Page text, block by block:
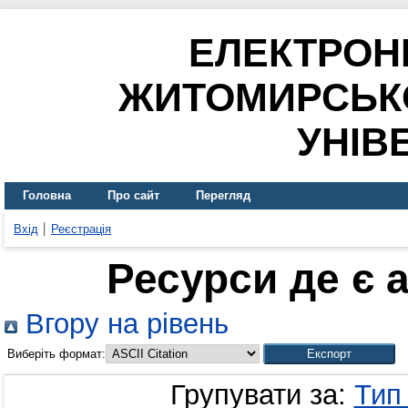
Головна Про сайт Перегляд
Вхід Реєстрація
Ресурси де є
Вгору на рівень
Виберіть формат:
Групувати за: Тип